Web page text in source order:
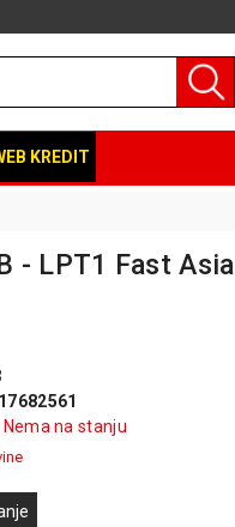
KREDIT
- LPT1 Fast Asia
Nema na stanju